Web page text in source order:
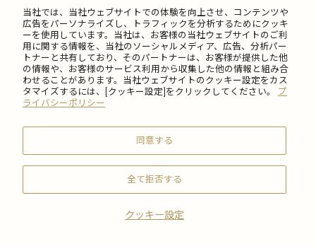
当社では、当社ウェブサイトでの体験を向上させ、コンテンツや
広告をパーソナライズし、トラフィックを分析するためにクッキ
ーを使用しています。当社は、お客様の当社ウェブサイトのご利
用に関する情報を、当社のソーシャルメディア、広告、分析パー
トナーと共有しており、そのパートナーは、お客様が提供した他
の情報や、お客様のサービス利用から収集した他の情報と組み合
わせることがあります。当社ウェブサイトのクッキー設定をカス
タマイズするには、[クッキー設定]をクリックしてください。 プ
ライバシーポリシー
クッキー設定
同意する
全て拒否する
FAQ
ご利用について
会社情報